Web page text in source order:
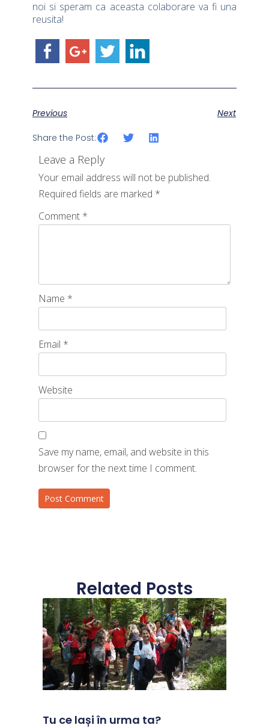
noi si speram ca aceasta colaborare va fi una
reusita!
Previous Next
Share the Post:
Leave a Reply
Your email address will not be published.
Required fields are marked *
Comment *
Name *
Email *
Website
Save my name, email, and website in this
browser for the next time I comment.
Related Posts
Tu ce lași în urma ta?